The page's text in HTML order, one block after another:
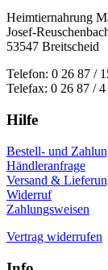
Heimtiernahrung
Josef-
53547 Breitscheid
Telefon: 0 26 87 /
Telefax: 0 26 87 / 4
Hilfe
Bestell- und
Händleranfrage
Versand &
Widerruf
Zahlungsweisen
Vertrag widerrufen